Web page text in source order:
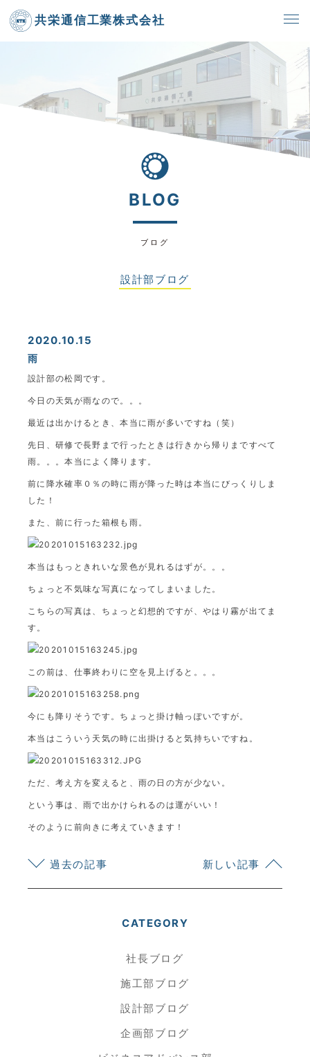
共栄通信工業株式会社
BLOG
ブログ
設計部ブログ
2020.10.15
雨
設計部の松岡です。
今日の天気が雨なので。。。
最近は出かけるとき、本当に雨が多いですね（笑）
先日、研修で長野まで行ったときは行きから帰りまですべて
雨。。。本当によく降ります。
前に降水確率０％の時に雨が降った時は本当にびっくりしま
した！
また、前に行った箱根も雨。
本当はもっときれいな景色が見れるはずが。。。
ちょっと不気味な写真になってしまいました。
こちらの写真は、ちょっと幻想的ですが、やはり霧が出てま
す。
この前は、仕事終わりに空を見上げると。。。
今にも降りそうです。ちょっと掛け軸っぽいですが。
本当はこういう天気の時に出掛けると気持ちいですね。
ただ、考え方を変えると、雨の日の方が少ない。
という事は、雨で出かけられるのは運がいい！
そのように前向きに考えていきます！
過去の記事 新しい記事
CATEGORY
社長ブログ
施工部ブログ
設計部ブログ
企画部ブログ